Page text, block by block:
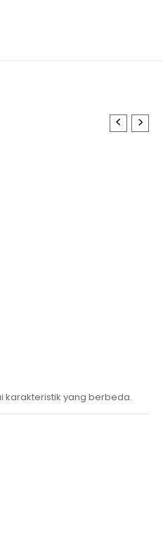
karakteristik yang berbeda.